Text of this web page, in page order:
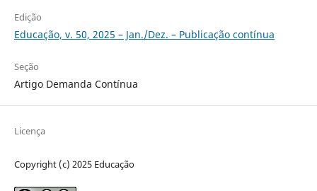
Edição
Educação, v. 50, 2025 – Jan./Dez. – Publicação contínua
Seção
Artigo Demanda Contínua
Licença
Copyright (c) 2025 Educação